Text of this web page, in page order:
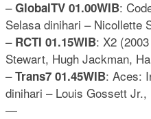
–GlobalTV 01.00WIB:
Selasa dinihari – Nicollette
– RCTI 01.15WIB: X2
Stewart, Hugh Jackman,
–Trans7 01.45WIB: Aces:
dinihari – Louis Gossett
—